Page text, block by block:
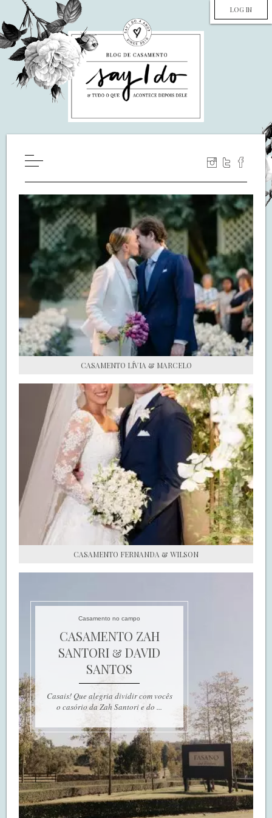
LOG IN
WILL YOU MARRY ME?
LUA DE MEL
COZINHA
DECORAÇÃO
DE NOIVA PRA NOIVA
S.O.S CASADAS
FALE COM O SAY I DO
CASAMENTO LÍVIA & MARCELO
CASAMENTO FERNANDA & WILSON
Casamento no campo
CASAMENTO ZAH
SANTORI & DAVID
SANTOS
Casais! Que alegria dividir com vocês
o casório da Zah Santori e do ...